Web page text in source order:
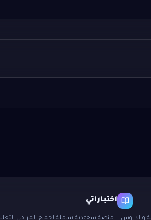
اختباراتي
والدروس — منصة سعودية شاملة لجميع المراحل